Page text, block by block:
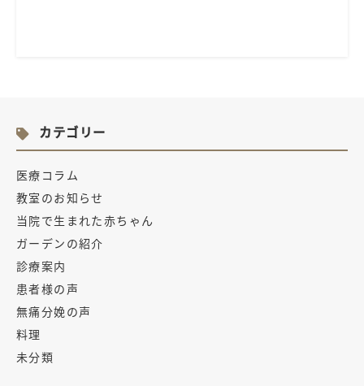
カテゴリー
医療コラム
教室のお知らせ
当院で生まれた赤ちゃん
ガーデンの紹介
診療案内
患者様の声
無痛分娩の声
料理
未分類